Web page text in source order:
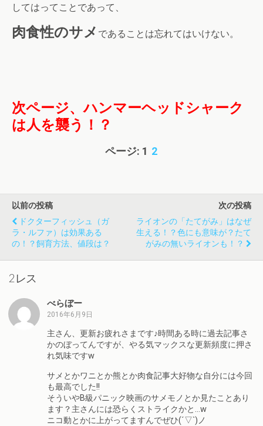
してはってことであって、
肉食性のサメ であることは忘れてはいけない。
次ページ、ハンマーヘッドシャーク
は人を襲う！？
ページ: 1 2
以前の投稿
ドクターフィッシュ（ガ
ラ・ルファ）は効果ある
の！？飼育方法、値段は？
次の投稿
ライオンの「たてがみ」はなぜ
生える！？色にも意味が？たて
がみの無いライオンも！？
2レス
べらぼー
2016年6月9日
主さん、更新お疲れさまです♪時間ある時に過去記事さ
かのぼってんですが、やる気マックスな更新頻度に押さ
れ気味ですw
サメとかワニとか熊とか肉食記事大好物な自分には今回
も最高でした!!
そういやB級パニック映画のサメモノとか見たことあり
ます？主さんには恐らくストライクかと…w
ニコ動とかに上がってますんでぜひ(´▽`)ノ